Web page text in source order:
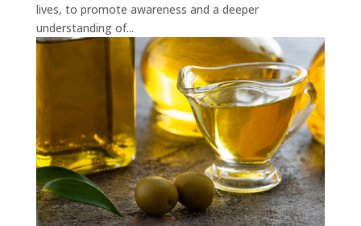
lives, to promote awareness and a deeper
understanding of...